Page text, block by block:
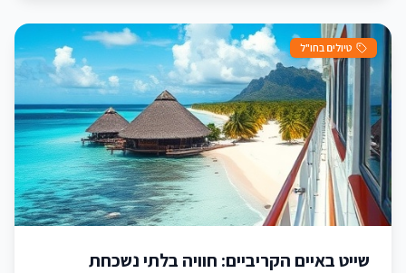
טיולים בחו"ל
שייט באיים הקריביים: חוויה בלתי נשכחת